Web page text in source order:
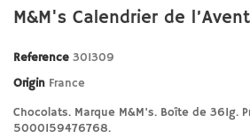
M&M's Calendrier de
Reference 301309
Origin France
Chocolats. Marque M&M's. Boîte de 361g.
5000159476768.